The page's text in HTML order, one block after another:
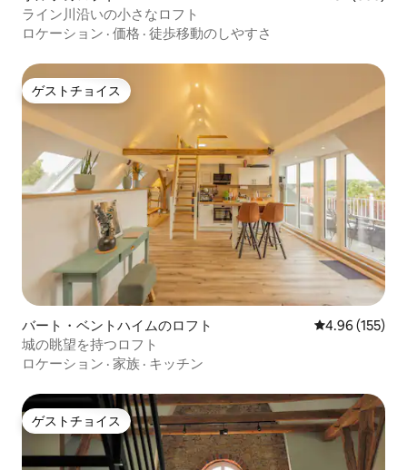
ライン川沿いの小さなロフト
ロケーション · 価格 · 徒歩移動のしやすさ
ゲストチョイス
ゲストチョイス
バート・ベントハイムのロフト レビュー155
4.96 (155)
城の眺望を持つロフト
ロケーション · 家族 · キッチン
ゲストチョイス
ゲストチョイス